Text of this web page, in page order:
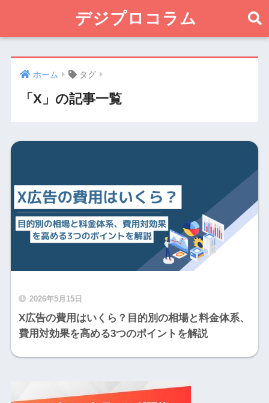
デジプロコラム
ホーム タグ
「X」の記事一覧
2026年5月15日
X広告の費用はいくら？目的別の相場と料金体系、
費用対効果を高める3つのポイントを解説